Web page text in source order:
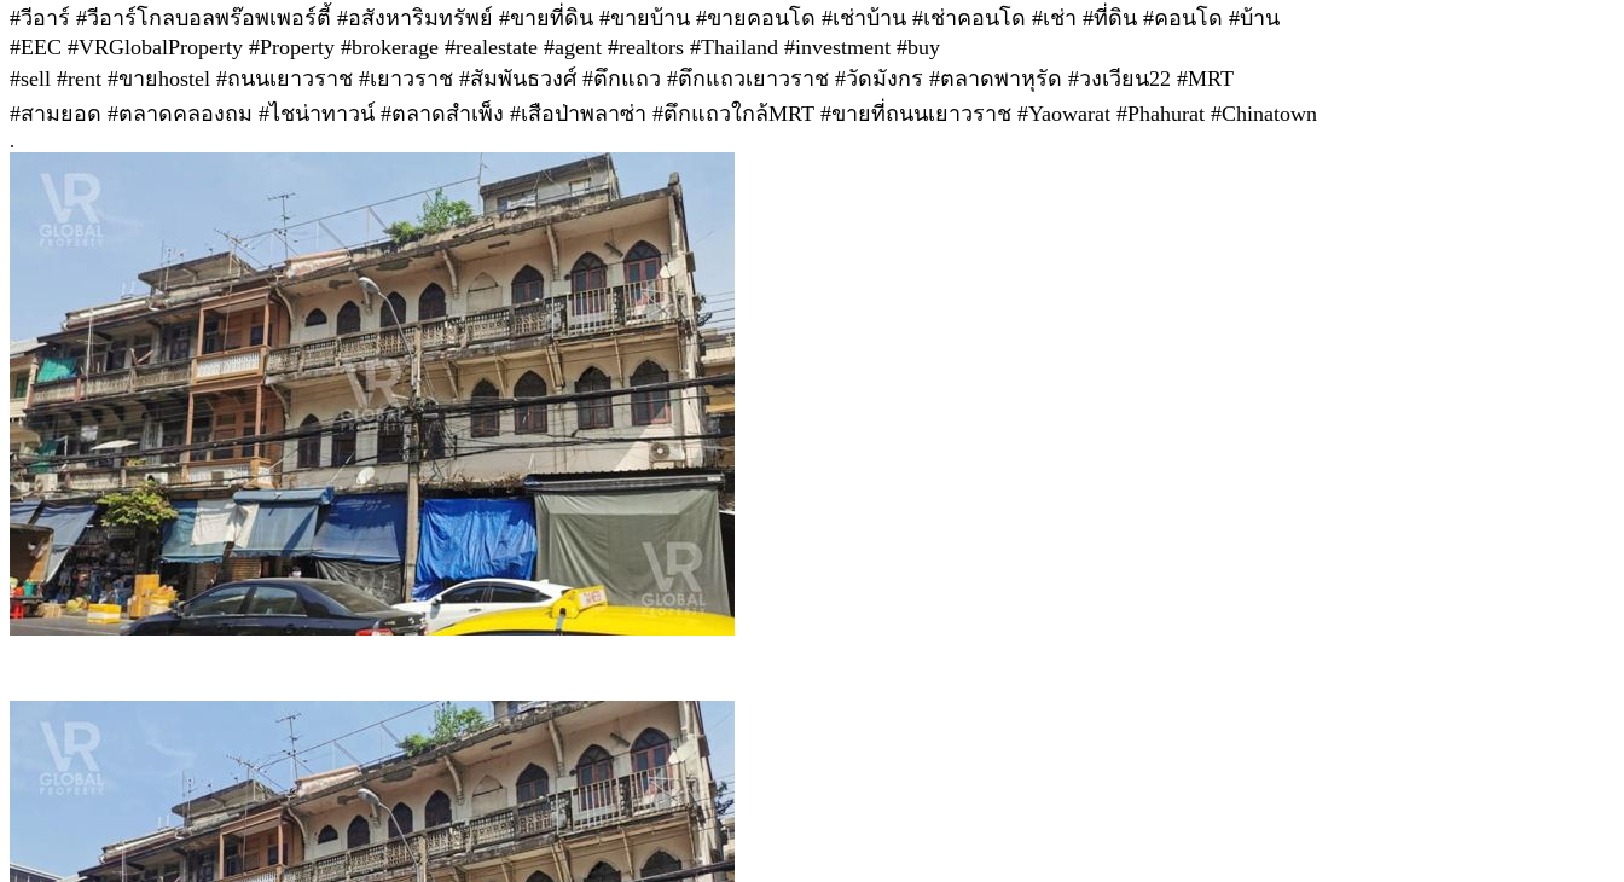
#วีอาร์ #วีอาร์โกลบอลพร๊อพเพอร์ตี้ #อสังหาริมทรัพย์ #ขายที่ดิน #ขายบ้าน #ขายคอนโด #เช่าบ้าน #เช่าคอนโด #เช่า #ที่ดิน #คอนโด #บ้าน
#EEC #VRGlobalProperty #Property #brokerage #realestate #agent #realtors #Thailand #investment #buy
#sell #rent #ขายhostel #ถนนเยาวราช #เยาวราช #สัมพันธวงศ์ #ตึกแถว #ตึกแถวเยาวราช #วัดมังกร #ตลาดพาหุรัด #วงเวียน22 #MRT
#สามยอด #ตลาดคลองถม #ไชน่าทาวน์ #ตลาดสำเพ็ง #เสือป่าพลาซ่า #ตึกแถวใกล้MRT #ขายที่ถนนเยาวราช #Yaowarat #Phahurat #Chinatown
.